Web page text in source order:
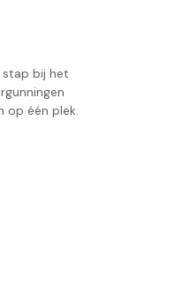
stap bij het
op één plek.